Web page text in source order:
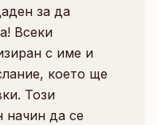
за да
Всеки
с име и
което ще
Този
начин да се